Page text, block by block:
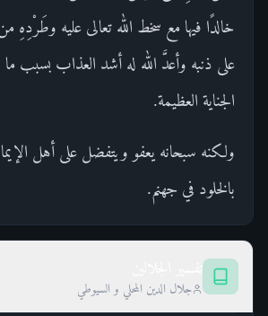
خالدًا فيها مع سخط الله تعالى عليه وطَرْدِهِ
على ذنبه وأعدَّ الله له أشد العذاب بسبب
الجناية العظيمة.
ولكنه سبحانه يعفو ويتفضل على أهل
بالخلود في جهنم.
جلال الدين المحلي و السيوطي